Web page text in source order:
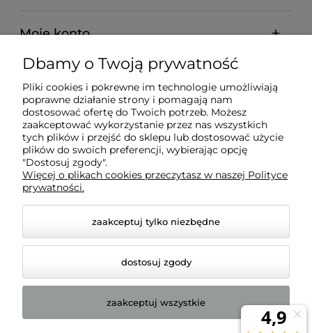
Moje konto
Pomoc
O nas
BADREX FHU S.C. Marcin Fuhl, Robert Fuhl | NIP:
7543081443 | REGON: 161576169
© 2026 badrex-sklep.pl. Wszelkie prawa zastrzeżone.
Dbamy o Twoją prywatność
Pliki cookies i pokrewne im technologie umożliwiają
poprawne działanie strony i pomagają nam
dostosować ofertę do Twoich potrzeb. Możesz
zaakceptować wykorzystanie przez nas wszystkich
tych plików i przejść do sklepu lub dostosować użycie
plików do swoich preferencji, wybierając opcję
"Dostosuj zgody".
Więcej o plikach cookies przeczytasz w naszej Polityce
prywatności.
zaakceptuj tylko niezbędne
dostosuj zgody
zaakceptuj wszystkie